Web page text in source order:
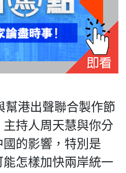
幫港出聲聯合製作節
主持人周天慧與你分
的影響，特別是
能怎樣加快兩岸統一